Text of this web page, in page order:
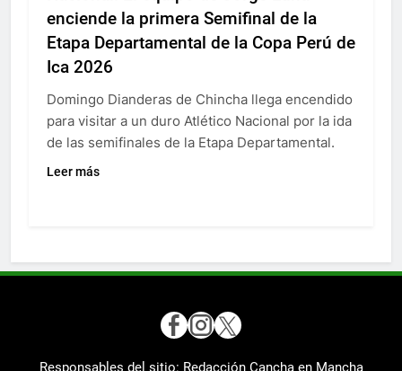
enciende la primera Semifinal de la
Etapa Departamental de la Copa Perú de
Ica 2026
Domingo Dianderas de Chincha llega encendido
para visitar a un duro Atlético Nacional por la ida
de las semifinales de la Etapa Departamental.
Leer más
Responsables del sitio: Redacción Cancha en Mancha